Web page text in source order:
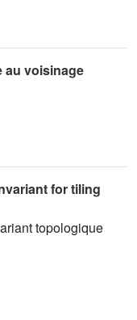
au voisinage
for tiling
topologique